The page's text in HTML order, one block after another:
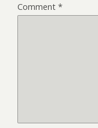
Comment *